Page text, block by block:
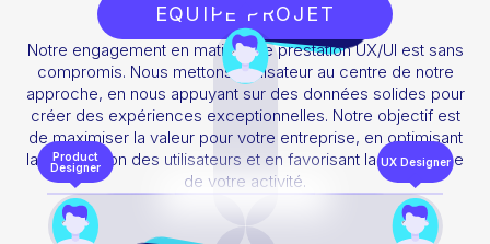
EQUIPE PROJET
Notre engagement en matière de prestation UX/UI est sans
compromis. Nous mettons l’utilisateur au centre de notre
approche, en nous appuyant sur des données solides pour
créer des expériences exceptionnelles. Notre objectif est
de maximiser la valeur pour votre entreprise, en optimisant
la satisfaction des utilisateurs et en favorisant la croissance
de votre activité.
Product
Designer
UX Designer